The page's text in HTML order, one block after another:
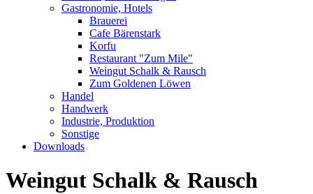
Gastronomie, Hotels
Brauerei
Cafe Bärenstark
Korfu
Restaurant "Zum Mile"
Weingut Schalk & Rausch
Zum Goldenen Löwen
Handel
Handwerk
Industrie, Produktion
Sonstige
Downloads
Weingut Schalk & Rausch